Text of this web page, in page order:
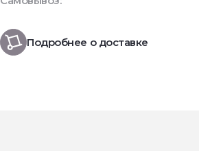
Подробнее о доставке